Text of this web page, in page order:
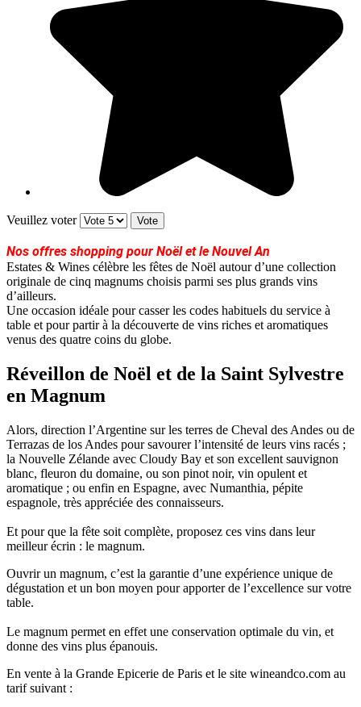
Veuillez voter
Nos offres shopping pour Noël et le Nouvel An
Estates & Wines célèbre les fêtes de Noël autour d’une collection
originale de cinq magnums choisis parmi ses plus grands vins
d’ailleurs.
Une occasion idéale pour casser les codes habituels du service à
table et pour partir à la découverte de vins riches et aromatiques
venus des quatre coins du globe.
Réveillon de Noël et de la Saint Sylvestre
en Magnum
Alors, direction l’Argentine sur les terres de Cheval des Andes ou de
Terrazas de los Andes pour savourer l’intensité de leurs vins racés ;
la Nouvelle Zélande avec Cloudy Bay et son excellent sauvignon
blanc, fleuron du domaine, ou son pinot noir, vin opulent et
aromatique ; ou enfin en Espagne, avec Numanthia, pépite
espagnole, très appréciée des connaisseurs.
Et pour que la fête soit complète, proposez ces vins dans leur
meilleur écrin : le magnum.
Ouvrir un magnum, c’est la garantie d’une expérience unique de
dégustation et un bon moyen pour apporter de l’excellence sur votre
table.
Le magnum permet en effet une conservation optimale du vin, et
donne des vins plus épanouis.
En vente à la Grande Epicerie de Paris et le site wineandco.com au
tarif suivant :